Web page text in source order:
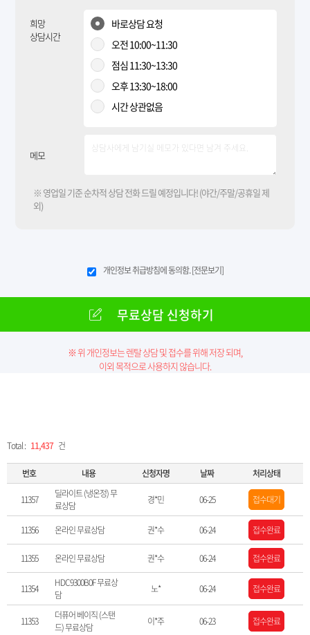
희망
상담시간
바로상담 요청
오전 10:00~11:30
점심 11:30~13:30
오후 13:30~18:00
시간 상관없음
메모
※ 영업일 기준 순차적 상담 전화 드릴 예정입니다! (야간/주말/공휴일 제
외)
개인정보 취급방침에 동의함.[전문보기]
무료상담 신청하기
※ 위 개인정보는 렌탈 상담 및 접수를 위해 저장 되며,
이외 목적으로 사용하지 않습니다.
Total : 11,437 건
번호 내용 신청자명 날짜 처리상태
11357
딜라이트 (냉온정) 무
료상담
경*민 06-25 접수대기
11356 온라인 무료상담 권*수 06-24 접수완료
11355 온라인 무료상담 권*수 06-24 접수완료
11354
HDC9300B0F 무료상
담
노* 06-24 접수완료
11353
더퓨어 베이직 (스탠
드) 무료상담
이*주 06-23 접수완료